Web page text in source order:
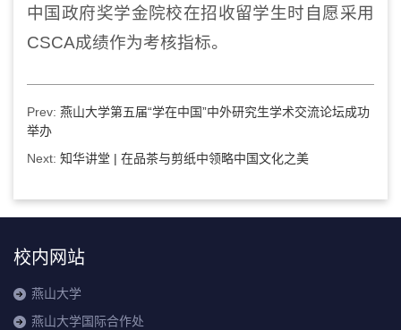
中国政府奖学金院校在招收留学生时自愿采用
CSCA成绩作为考核指标。
Prev: 燕山大学第五届“学在中国”中外研究生学术交流论坛成功
举办
Next: 知华讲堂 | 在品茶与剪纸中领略中国文化之美
校内网站
燕山大学
燕山大学国际合作处